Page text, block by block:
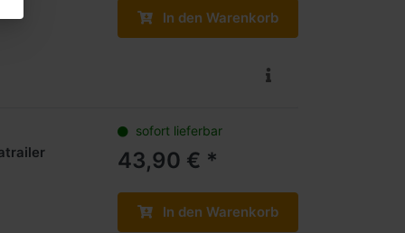
In den Warenkorb
sofort lieferbar
43,90 € *
In den Warenkorb